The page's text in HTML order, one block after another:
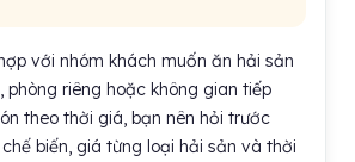
với nhóm khách muốn ăn hải sản
phòng riêng hoặc không gian tiếp
theo thời giá, bạn nên hỏi trước
biến, giá từng loại hải sản và thời